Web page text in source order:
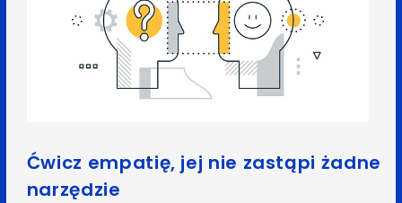
Ćwicz empatię, jej nie zastąpi żadne
narzędzie